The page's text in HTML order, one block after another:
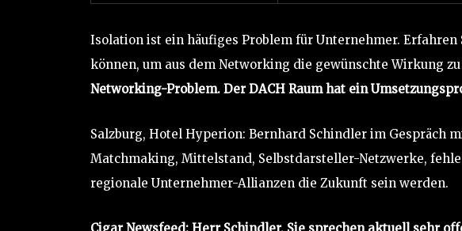
Isolation ist ein häufiges Problem für Unternehmer.
können, um aus dem Networking die gewünschte Wirkung
Networking-Problem. Der DACH Raum hat ein
Salzburg, Hotel Hyperion: Bernhard Schindler im Gespräch
Matchmaking, Mittelstand, Selbstdarsteller-Netzwerke,
regionale Unternehmer-Allianzen die Zukunft sein werden.